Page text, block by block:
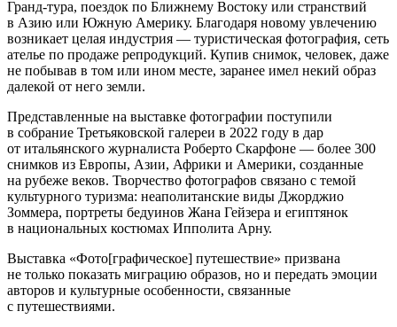
Гранд-тура, поездок по Ближнему Востоку или странствий
в Азию или Южную Америку. Благодаря новому увлечению
возникает целая индустрия — туристическая фотография, сеть
ателье по продаже репродукций. Купив снимок, человек, даже
не побывав в том или ином месте, заранее имел некий образ
далекой от него земли.
Представленные на выставке фотографии поступили
в собрание Третьяковской галереи в 2022 году в дар
от итальянского журналиста Роберто Скарфоне — более 300
снимков из Европы, Азии, Африки и Америки, созданные
на рубеже веков. Творчество фотографов связано с темой
культурного туризма: неаполитанские виды Джорджио
Зоммера, портреты бедуинов Жана Гейзера и египтянок
в национальных костюмах Ипполита Арну.
Выставка «Фото[графическое] путешествие» призвана
не только показать миграцию образов, но и передать эмоции
авторов и культурные особенности, связанные
с путешествиями.